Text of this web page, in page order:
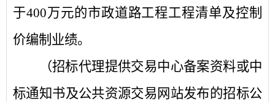
于400万元的市政道路工程工程清单及控制
价编制业绩。
（招标代理提供交易中心备案资料或中
标通知书及公共资源交易网站发布的招标公